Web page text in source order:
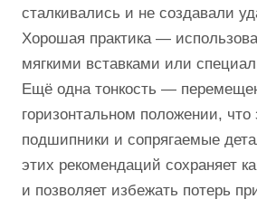
сталкивались и не создавали
Хорошая практика —
мягкими вставками или
Ещё одна тонкость —
горизонтальном положении,
подшипники и сопрягаемые
этих рекомендаций сохраняет
и позволяет избежать потерь